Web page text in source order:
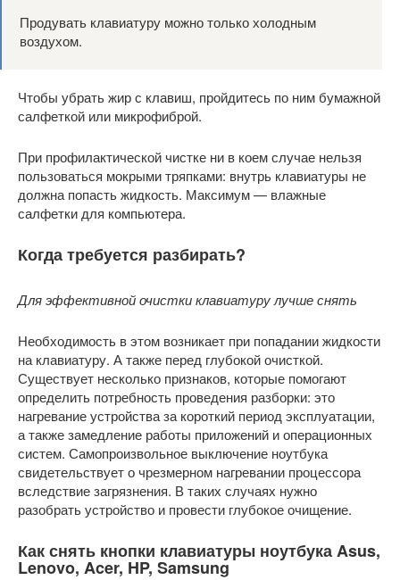
Продувать клавиатуру можно только холодным
воздухом.
Чтобы убрать жир с клавиш, пройдитесь по ним бумажной
салфеткой или микрофиброй.
При профилактической чистке ни в коем случае нельзя
пользоваться мокрыми тряпками: внутрь клавиатуры не
должна попасть жидкость. Максимум — влажные
салфетки для компьютера.
Когда требуется разбирать?
Для эффективной очистки клавиатуру лучше снять
Необходимость в этом возникает при попадании жидкости
на клавиатуру. А также перед глубокой очисткой.
Существует несколько признаков, которые помогают
определить потребность проведения разборки: это
нагревание устройства за короткий период эксплуатации,
а также замедление работы приложений и операционных
систем. Самопроизвольное выключение ноутбука
свидетельствует о чрезмерном нагревании процессора
вследствие загрязнения. В таких случаях нужно
разобрать устройство и провести глубокое очищение.
Как снять кнопки клавиатуры ноутбука Asus,
Lenovo, Acer, HP, Samsung